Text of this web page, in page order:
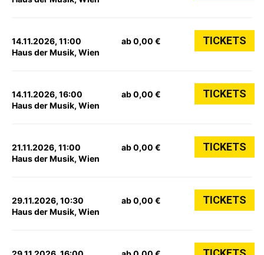
14.11.2026, 11:00
Haus der Musik, Wien
ab 0,00 € TICKETS
14.11.2026, 16:00
Haus der Musik, Wien
ab 0,00 € TICKETS
21.11.2026, 11:00
Haus der Musik, Wien
ab 0,00 € TICKETS
29.11.2026, 10:30
Haus der Musik, Wien
ab 0,00 € TICKETS